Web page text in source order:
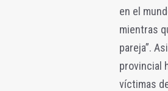
en el
mientras
pareja”.
provincial
víctimas